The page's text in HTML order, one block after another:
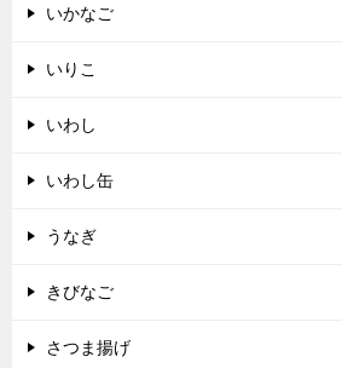
いかなご
いりこ
いわし
いわし缶
うなぎ
きびなご
さつま揚げ